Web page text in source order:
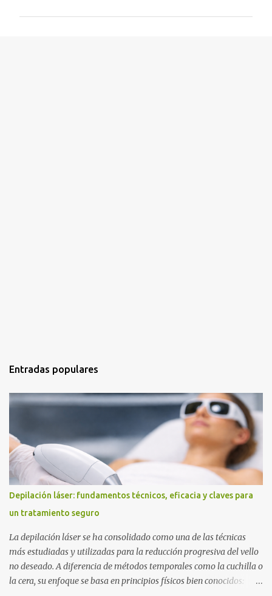
Entradas populares
Depilación láser: fundamentos técnicos, eficacia y claves para
un tratamiento seguro
La depilación láser se ha consolidado como una de las técnicas
más estudiadas y utilizadas para la reducción progresiva del vello
no deseado. A diferencia de métodos temporales como la cuchilla o
la cera, su enfoque se basa en principios físicos bien conocidos: